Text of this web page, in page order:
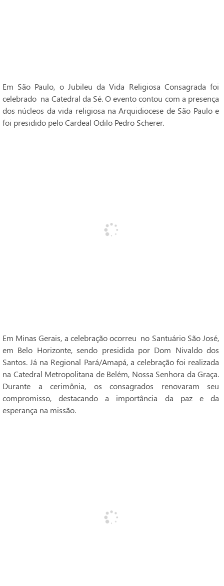
Em São Paulo, o Jubileu da Vida Religiosa Consagrada foi
celebrado na Catedral da Sé. O evento contou com a presença
dos núcleos da vida religiosa na Arquidiocese de São Paulo e
foi presidido pelo Cardeal Odilo Pedro Scherer.
Em Minas Gerais, a celebração ocorreu no Santuário São José,
em Belo Horizonte, sendo presidida por Dom Nivaldo dos
Santos. Já na Regional Pará/Amapá, a celebração foi realizada
na Catedral Metropolitana de Belém, Nossa Senhora da Graça.
Durante a cerimônia, os consagrados renovaram seu
compromisso, destacando a importância da paz e da
esperança na missão.